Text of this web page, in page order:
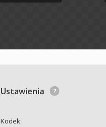
Ustawienia
Kodek: